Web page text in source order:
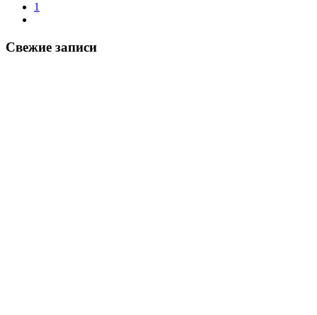
1
Свежие записи